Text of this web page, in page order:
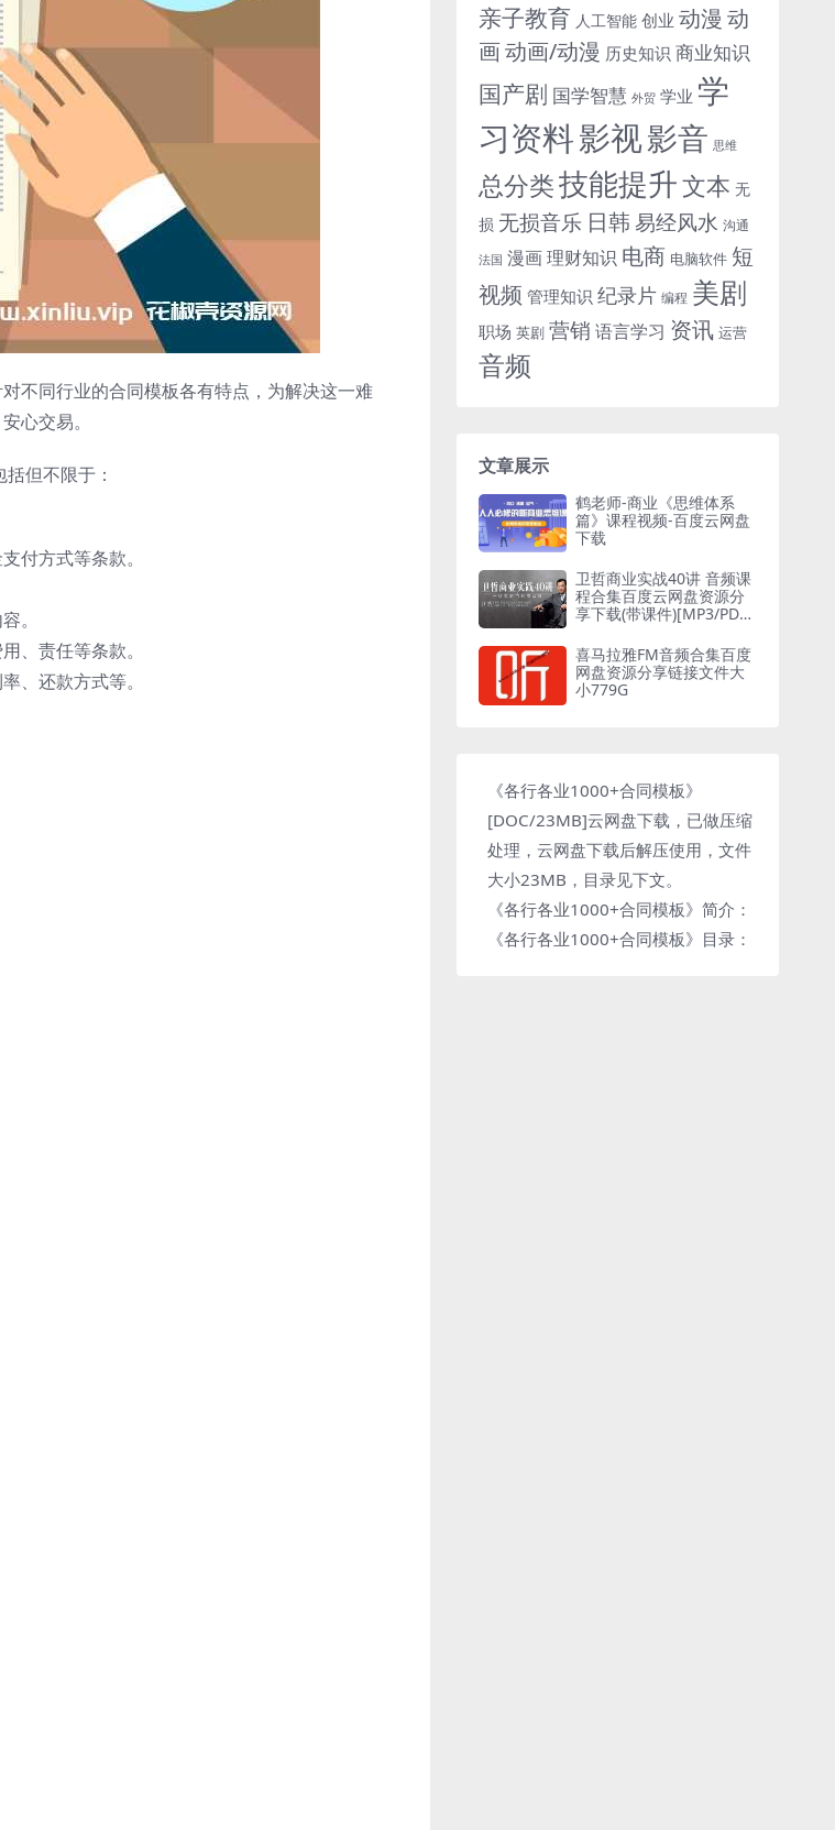
不同行业的合同模板各有特点，为解决这一难
心交易。
但不限于：
付方式等条款。
。
、责任等条款。
、还款方式等。
亲子教育 人工智能 创业 动漫 动
画动画/动漫 历史知识 商业知识
国产剧 国学智慧 外贸 学业 学
习资料影视影音 思维
总分类技能提升文本 无
损 无损音乐 日韩 易经风水 沟通
法国 漫画理财知识 电商 电脑软件 短
视频 管理知识 纪录片 编程 美剧
职场 英剧 营销 语言学习 资讯 运营
音频
文章展示
鹤老师-商业《思维体系
篇》课程视频-百度云网盘
下载
卫哲商业实战40讲 音频课
程合集百度云网盘资源分
享下载(带课件)[MP3/PDF/
喜马拉雅FM音频合集百度
网盘资源分享链接文件大
小779G
《各行各业1000+合同模板》
[DOC/23MB]云网盘下载，已做压缩
处理，云网盘下载后解压使用，文件
大小23MB，目录见下文。
《各行各业1000+合同模板》简介：
《各行各业1000+合同模板》目录：